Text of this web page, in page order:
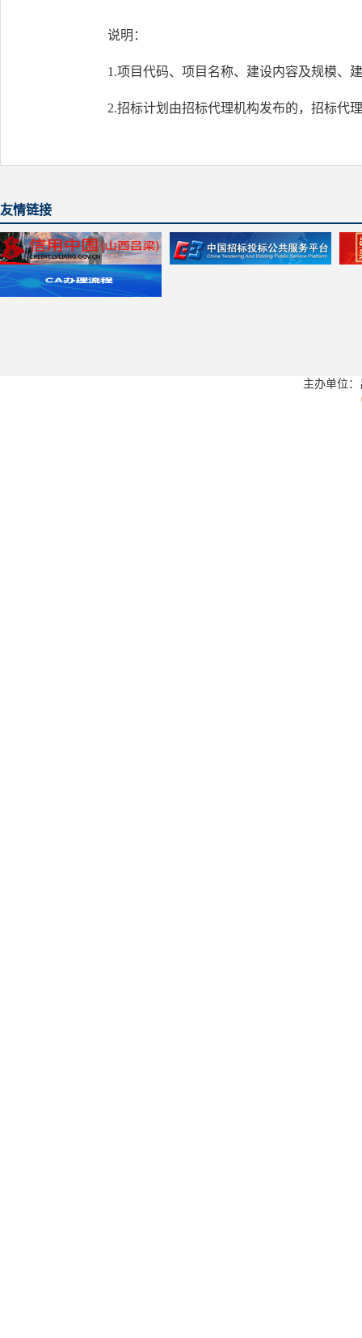
说明：
1.项目代码、项目名称、建设内容及规模、
2.招标计划由招标代理机构发布的，招标代
友情链接
主办单位